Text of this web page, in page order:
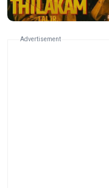
Advertisement